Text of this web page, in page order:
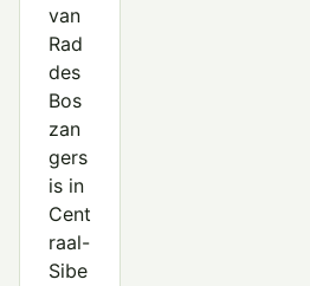
van
Rad
des
Bos
zan
gers
is in
Cent
raal-
Sibe